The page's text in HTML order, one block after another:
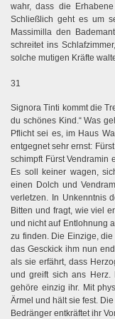
wahr, dass die
Schließlich geht es um
Massimilla den
schreitet ins
solche mutigen Kräfte
31
Signora Tinti kommt die
du schönes Kind.“ Was
Pflicht sei es, im Haus
entgegnet sehr ernst:
schimpft Fürst Vendramin
Es soll keiner wagen,
einen Dolch und
verletzen. In Unkenntnis
Bitten und fragt, wie viel
und nicht auf Entlohnung
zu finden. Die Einzige,
das Gesckick ihm nun
als sie erfährt, dass
und greift sich ans
gehöre einzig ihr. Mit
Ärmel und hält sie fest.
Bedränger entkräftet ihr